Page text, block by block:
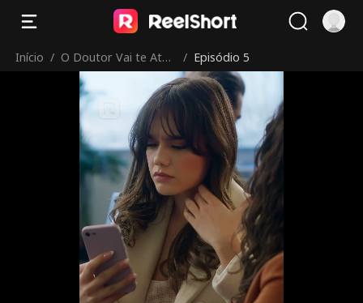
Início / O Doutor Vai te Aten
der Agora
/ Episódio 5